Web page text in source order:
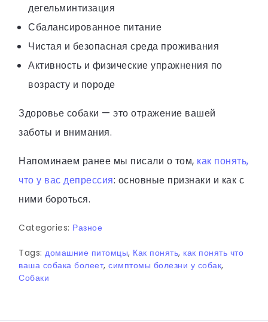
дегельминтизация
Сбалансированное питание
Чистая и безопасная среда проживания
Активность и физические упражнения по
возрасту и породе
Здоровье собаки — это отражение вашей
заботы и внимания.
Напоминаем ранее мы писали о том, как понять,
что у вас депрессия: основные признаки и как с
ними бороться.
Categories: Разное
Tags: домашние питомцы, Как понять, как понять что
ваша собака болеет, симптомы болезни у собак,
Собаки